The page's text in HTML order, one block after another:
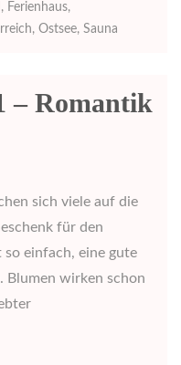
, Ferienhaus,
, Ostsee, Sauna
– Romantik
sich viele auf die
für den
so einfach, eine gute
Blumen wirken schon